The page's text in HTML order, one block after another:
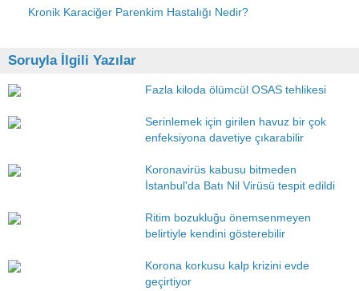
Kronik Karaciğer Parenkim Hastalığı Nedir?
Soruyla İlgili Yazılar
Fazla kiloda ölümcül OSAS tehlikesi
Serinlemek için girilen havuz bir çok
enfeksiyona davetiye çıkarabilir
Koronavirüs kabusu bitmeden
İstanbul'da Batı Nil Virüsü tespit edildi
Ritim bozukluğu önemsenmeyen
belirtiyle kendini gösterebilir
Korona korkusu kalp krizini evde
geçirtiyor